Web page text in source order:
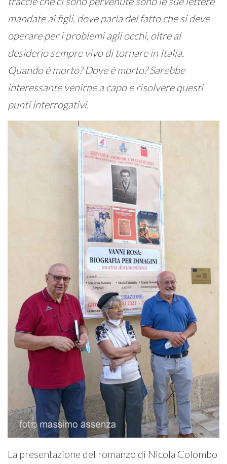
mandate ai figli, dove parla del fatto che si deve
operare per i problemi agli occhi, oltre al
desiderio sempre vivo di tornare in Italia.
Quando è morto? Dove è morto? Sarebbe
interessante venirne a capo e risolvere questi
punti interrogativi.
La presentazione del romanzo di Nicola Colombo